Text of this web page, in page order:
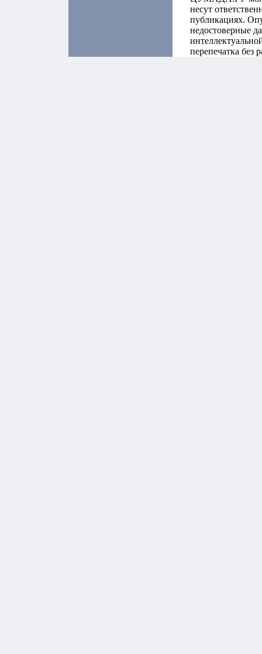
несут
публикациях.
недостоверные
перепечатка без